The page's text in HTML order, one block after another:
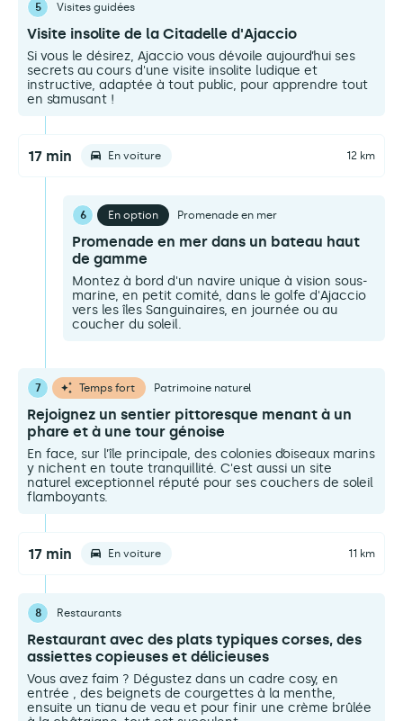
5 Visites guidées
Visite insolite de la Citadelle d'Ajaccio
Si vous le désirez, Ajaccio vous dévoile aujourd’hui ses
secrets au cours d'une visite insolite ludique et
instructive, adaptée à tout public, pour apprendre tout
en s’amusant !
17 min En voiture 12 km
6 En option Promenade en mer
Promenade en mer dans un bateau haut
de gamme
Montez à bord d'un navire unique à vision sous-
marine, en petit comité, dans le golfe d'Ajaccio
vers les îles Sanguinaires, en journée ou au
coucher du soleil.
7 Temps fort Patrimoine naturel
Rejoignez un sentier pittoresque menant à un
phare et à une tour génoise
En face, sur l’île principale, des colonies d’oiseaux marins
y nichent en toute tranquillité. C'est aussi un site
naturel exceptionnel réputé pour ses couchers de soleil
flamboyants.
17 min En voiture 11 km
8 Restaurants
Restaurant avec des plats typiques corses, des
assiettes copieuses et délicieuses
Vous avez faim ? Dégustez dans un cadre cosy, en
entrée , des beignets de courgettes à la menthe,
ensuite un tianu de veau et pour finir une crème brûlée